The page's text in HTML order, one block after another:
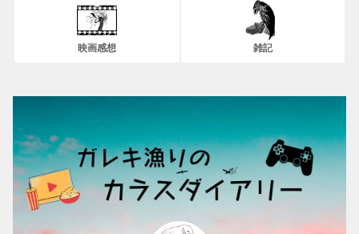
映画感想 雑記